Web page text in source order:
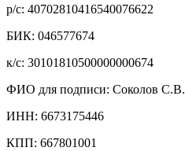
р/c: 40702810416540076622
БИК: 046577674
к/c: 30101810500000000674
ФИО для подписи: Соколов С.В.
ИНН: 6673175446
КПП: 667801001